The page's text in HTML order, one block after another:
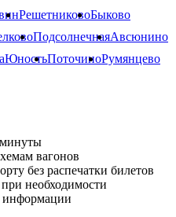
РешетниковоБыково
ПодсолнечнаяАвсюнино
ЮностьПоточиноРумянцево
вагонов
без распечатки билетов
необходимости
информации